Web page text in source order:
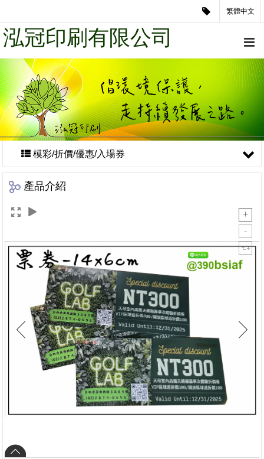
繁體中文
泓冠印刷有限公司
模彩/折價/優惠/入場券
產品介紹